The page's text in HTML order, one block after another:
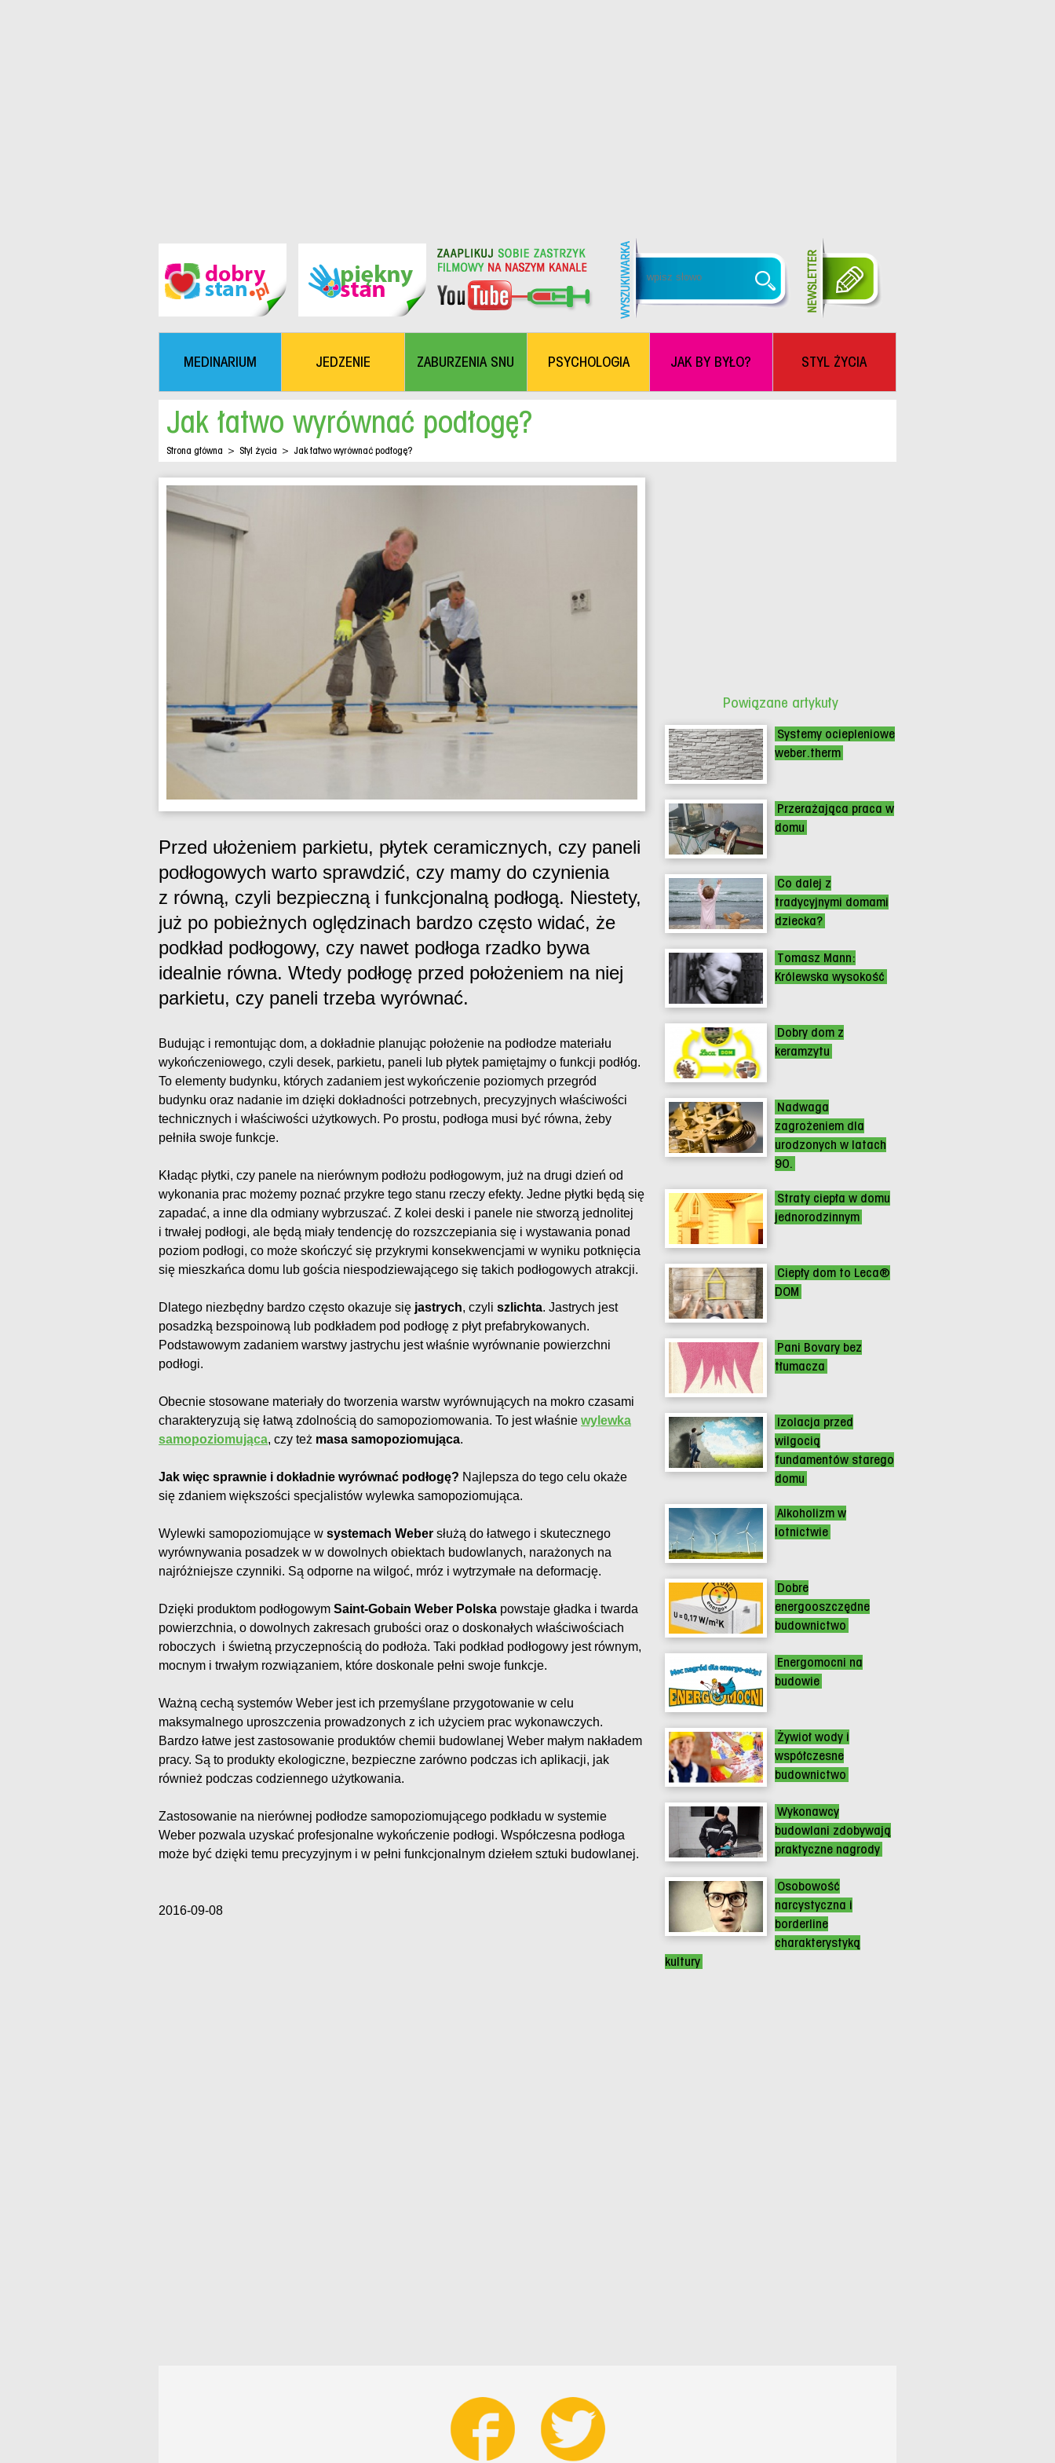
MEDINARIUM JEDZENIE ZABURZENIA SNU PSYCHOLOGIA JAK BY BYŁO? STYL ŻYCIA
Jak łatwo wyrównać podłogę?
Strona główna > Styl życia > Jak łatwo wyrównać podłogę?
Przed ułożeniem parkietu, płytek ceramicznych, czy paneli
podłogowych warto sprawdzić, czy mamy do czynienia
z równą, czyli bezpieczną i funkcjonalną podłogą. Niestety,
już po pobieżnych oględzinach bardzo często widać, że
podkład podłogowy, czy nawet podłoga rzadko bywa
idealnie równa. Wtedy podłogę przed położeniem na niej
parkietu, czy paneli trzeba wyrównać.
Budując i remontując dom, a dokładnie planując położenie na podłodze materiału
wykończeniowego, czyli desek, parkietu, paneli lub płytek pamiętajmy o funkcji podłóg.
To elementy budynku, których zadaniem jest wykończenie poziomych przegród
budynku oraz nadanie im dzięki dokładności potrzebnych, precyzyjnych właściwości
technicznych i właściwości użytkowych. Po prostu, podłoga musi być równa, żeby
pełniła swoje funkcje.
Kładąc płytki, czy panele na nierównym podłożu podłogowym, już na drugi dzień od
wykonania prac możemy poznać przykre tego stanu rzeczy efekty. Jedne płytki będą się
zapadać, a inne dla odmiany wybrzuszać. Z kolei deski i panele nie stworzą jednolitej
i trwałej podłogi, ale będą miały tendencję do rozszczepiania się i wystawania ponad
poziom podłogi, co może skończyć się przykrymi konsekwencjami w wyniku potknięcia
się mieszkańca domu lub gościa niespodziewającego się takich podłogowych atrakcji.
Dlatego niezbędny bardzo często okazuje się jastrych, czyli szlichta. Jastrych jest
posadzką bezspoinową lub podkładem pod podłogę z płyt prefabrykowanych.
Podstawowym zadaniem warstwy jastrychu jest właśnie wyrównanie powierzchni
podłogi.
Obecnie stosowane materiały do tworzenia warstw wyrównujących na mokro czasami
charakteryzują się łatwą zdolnością do samopoziomowania. To jest właśnie wylewka
samopoziomująca, czy też masa samopoziomująca.
Jak więc sprawnie i dokładnie wyrównać podłogę? Najlepsza do tego celu okaże
się zdaniem większości specjalistów wylewka samopoziomująca.
Wylewki samopoziomujące w systemach Weber służą do łatwego i skutecznego
wyrównywania posadzek w w dowolnych obiektach budowlanych, narażonych na
najróżniejsze czynniki. Są odporne na wilgoć, mróz i wytrzymałe na deformację.
Dzięki produktom podłogowym Saint-Gobain Weber Polska powstaje gładka i twarda
powierzchnia, o dowolnych zakresach grubości oraz o doskonałych właściwościach
roboczych i świetną przyczepnością do podłoża. Taki podkład podłogowy jest równym,
mocnym i trwałym rozwiązaniem, które doskonale pełni swoje funkcje.
Ważną cechą systemów Weber jest ich przemyślane przygotowanie w celu
maksymalnego uproszczenia prowadzonych z ich użyciem prac wykonawczych.
Bardzo łatwe jest zastosowanie produktów chemii budowlanej Weber małym nakładem
pracy. Są to produkty ekologiczne, bezpieczne zarówno podczas ich aplikacji, jak
również podczas codziennego użytkowania.
Zastosowanie na nierównej podłodze samopoziomującego podkładu w systemie
Weber pozwala uzyskać profesjonalne wykończenie podłogi. Współczesna podłoga
może być dzięki temu precyzyjnym i w pełni funkcjonalnym dziełem sztuki budowlanej.
2016-09-08
Powiązane artykuły
Systemy ociepleniowe
weber.therm
Przerażająca praca w
domu
Co dalej z
tradycyjnymi domami
dziecka?
Tomasz Mann:
Królewska wysokość
Dobry dom z
keramzytu
Nadwaga
zagrożeniem dla
urodzonych w latach
90.
Straty ciepła w domu
jednorodzinnym
Ciepły dom to Leca®
DOM
Pani Bovary bez
tłumacza
Izolacja przed
wilgocią
fundamentów starego
domu
Alkoholizm w
lotnictwie
Dobre
energooszczędne
budownictwo
Energomocni na
budowie
Żywioł wody i
współczesne
budownictwo
Wykonawcy
budowlani zdobywają
praktyczne nagrody
Osobowość
narcystyczna i
borderline
charakterystyką
kultury